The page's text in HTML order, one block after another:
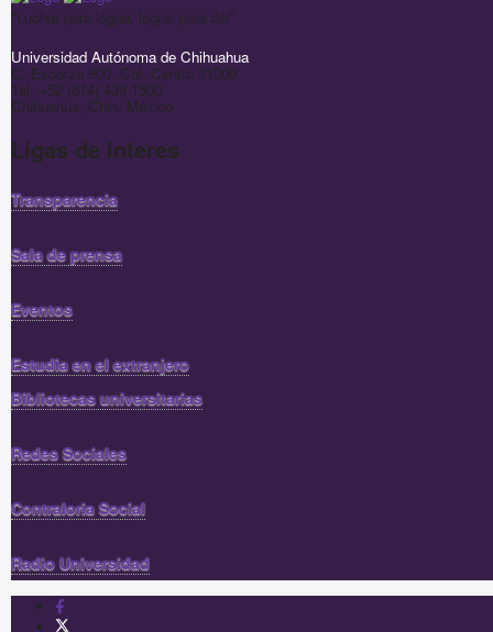
"Luchar para lograr, lograr para dar"
Universidad Autónoma de Chihuahua
C. Escorza 900, Col. Centro 31000
Tel. +52 (614) 439 1500
Chihuahua, Chih. México
Ligas de interes
Transparencia
Sala de prensa
Eventos
Estudia en el extranjero
Bibliotecas universitarias
Redes Sociales
Contraloria Social
Radio Universidad